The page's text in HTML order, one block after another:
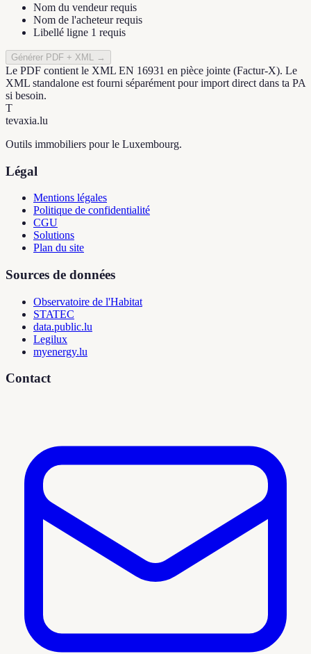
Nom du vendeur requis
Nom de l'acheteur requis
Libellé ligne 1 requis
Générer PDF + XML →
Le PDF contient le XML EN 16931 en pièce jointe (Factur-X). Le
XML standalone est fourni séparément pour import direct dans ta PA
si besoin.
T
tevaxia.lu
Outils immobiliers pour le Luxembourg.
Légal
Mentions légales
Politique de confidentialité
CGU
Solutions
Plan du site
Sources de données
Observatoire de l'Habitat
STATEC
data.public.lu
Legilux
myenergy.lu
Contact